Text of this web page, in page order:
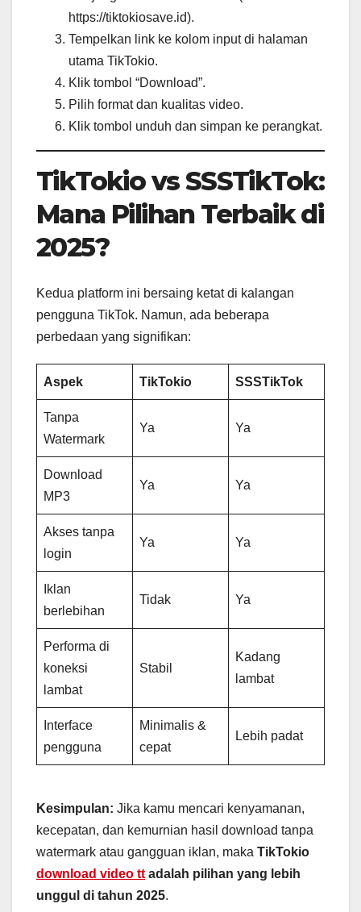
https://tiktokiosave.id).
Tempelkan link ke kolom input di halaman
utama TikTokio.
Klik tombol “Download”.
Pilih format dan kualitas video.
Klik tombol unduh dan simpan ke perangkat.
TikTokio vs SSSTikTok:
Mana Pilihan Terbaik di
2025?
Kedua platform ini bersaing ketat di kalangan
pengguna TikTok. Namun, ada beberapa
perbedaan yang signifikan:
Aspek TikTokio SSSTikTok
Tanpa
Watermark
Ya Ya
Download
MP3
Ya Ya
Akses tanpa
login
Ya Ya
Iklan
berlebihan
Tidak Ya
Performa di
koneksi
lambat
Stabil
Kadang
lambat
Interface
pengguna
Minimalis &
cepat
Lebih padat
Kesimpulan: Jika kamu mencari kenyamanan,
kecepatan, dan kemurnian hasil download tanpa
watermark atau gangguan iklan, maka TikTokio
download video tt adalah pilihan yang lebih
unggul di tahun 2025.